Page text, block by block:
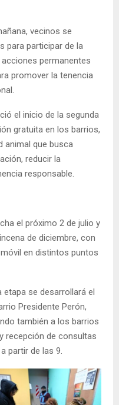
vecinos se
para participar de la
permanentes
promover la tenencia
el inicio de la segunda
gratuita en los barrios,
animal que busca
reducir la
responsable.
el próximo 2 de julio y
de diciembre, con
en distintos puntos
etapa se desarrollará el
Presidente Perón,
también a los barrios
recepción de consultas
partir de las 9.